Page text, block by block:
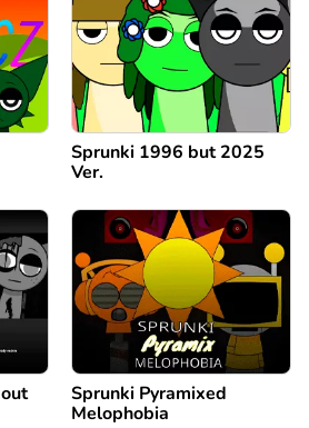
Sprunki 1996 but 2025
Ver.
Sprunki Pyramixed
Melophobia